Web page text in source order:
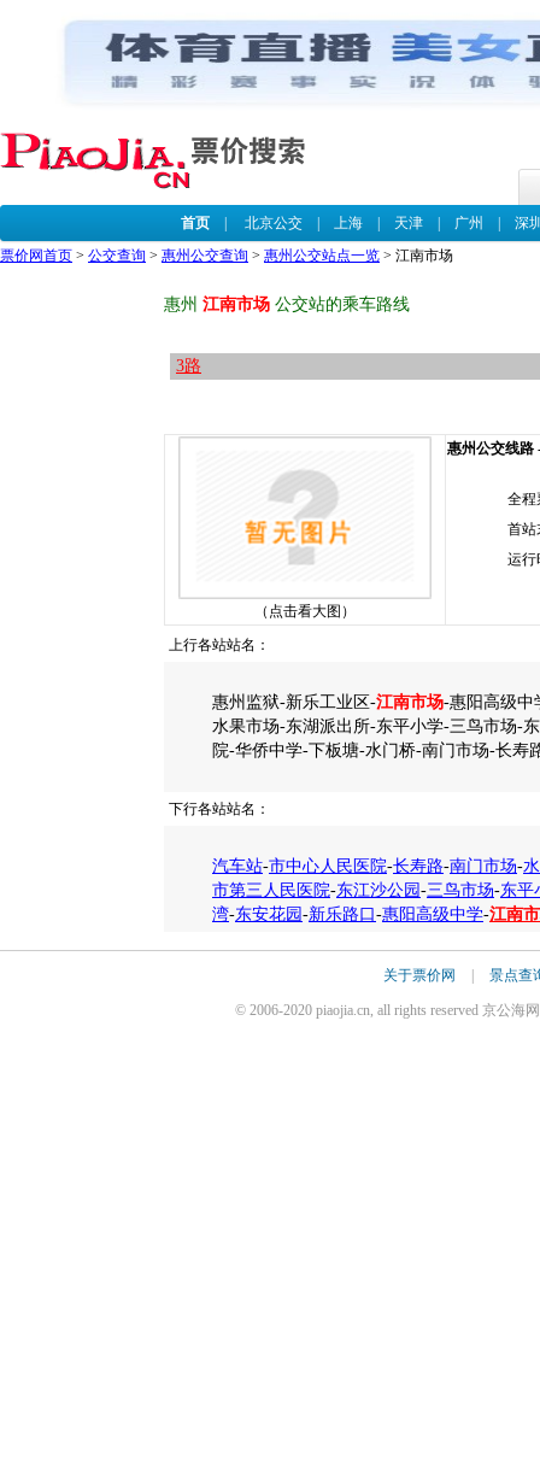
首页| 北京公交| 上海| 天津| 广州
深
票价网首页 > 公交查询 > 惠州公交查询 > 惠州公交站点一览 > 江南市场
惠州 江南市场 公交站的乘车路线
3路
（点击看大图）
惠州公交线路
全程
首站
运行
上行各站站名：
惠州监狱-新乐工业区-江南市场-惠阳高级中
水果市场-东湖派出所-东平小学-三鸟市场-
院-华侨中学-下板塘-水门桥-南门市场-长寿
下行各站站名：
汽车站-市中心人民医院-长寿路-南门市场-
市第三人民医院-东江沙公园 -三鸟市场-东平
湾-东安花园 -新乐路口 -惠阳高级中学-江南
关于票价网 景点查
© 2006-2020 piaojia.cn, all rights reserved 京公海